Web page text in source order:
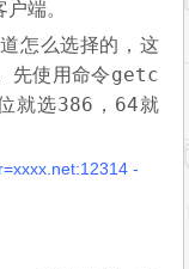
端。
怎么选择的，这
先使用命令getc
就选386 ， 64就
-